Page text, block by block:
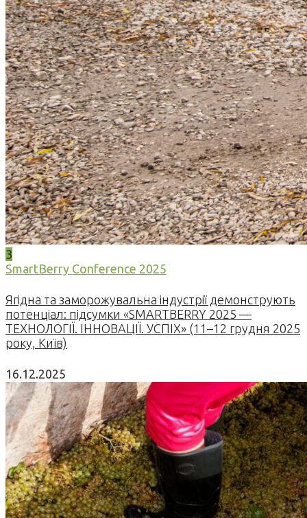
3
SmartBerry Conference 2025
Ягідна та заморожувальна індустрії демонструють
потенціал: підсумки «SMARTBERRY 2025 —
ТЕХНОЛОГІЇ. ІННОВАЦІЇ. УСПІХ» (11–12 грудня 2025
року, Київ)
16.12.2025